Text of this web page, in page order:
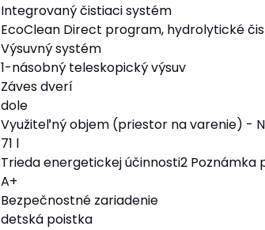
Integrovaný čistiaci systém
EcoClean Direct program, hydrolytické
Výsuvný systém
1-násobný teleskopický výsuv
Záves dverí
dole
Využiteľný objem (priestor na varenie) -
71 l
Trieda energetickej účinnosti2 Poznámka
A+
Bezpečnostné zariadenie
detská poistka